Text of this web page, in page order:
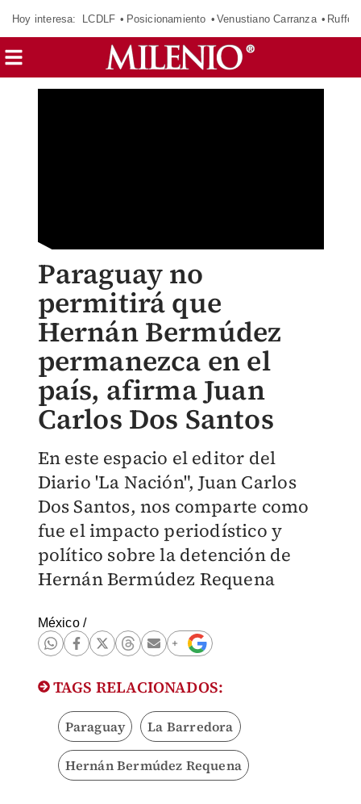
Hoy interesa: LCDLF Posicionamiento Venustiano Carranza Ruffo
Paraguay no
permitirá que
Hernán Bermúdez
permanezca en el
país, afirma Juan
Carlos Dos Santos
En este espacio el editor del
Diario 'La Nación", Juan Carlos
Dos Santos, nos comparte como
fue el impacto periodístico y
político sobre la detención de
Hernán Bermúdez Requena
México/
TAGS RELACIONADOS:
Paraguay La Barredora
Hernán Bermúdez Requena